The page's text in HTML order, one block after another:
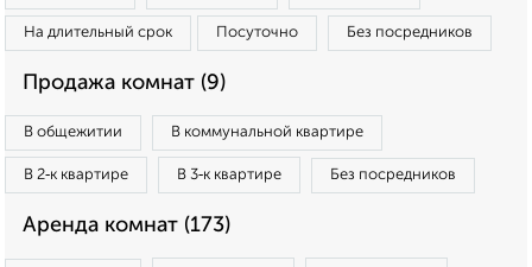
На длительный срок Посуточно Без посредников
Продажа комнат (9)
В общежитии В коммунальной квартире
В 2‑к квартире В 3‑к квартире Без посредников
Аренда комнат (173)